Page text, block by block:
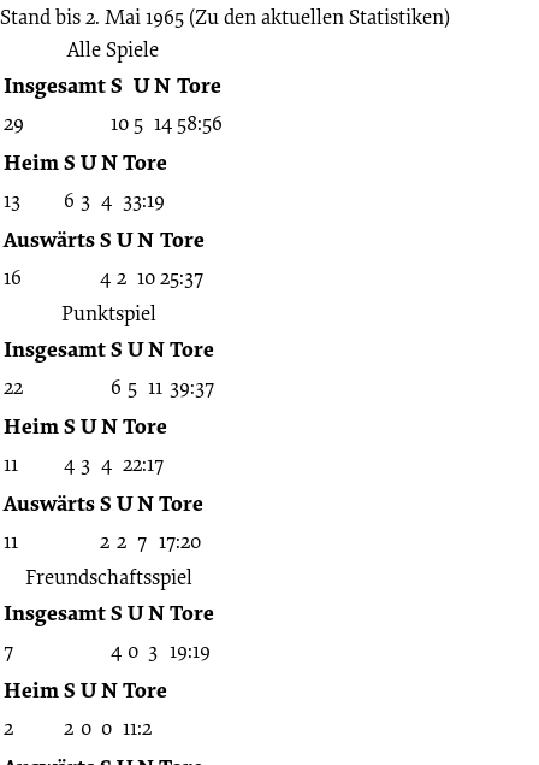
93
3:1
02.05.1965
-
1964/1965
(Freundschaftsspiele)
Stand bis 2. Mai 1965 (Zu den aktuellen Statistiken)
Alle Spiele
InsgesamtS UN Tore
29 10 5 14 58:56
HeimS UNTore
13 6 3 4 33:19
AuswärtsS UN Tore
16 4 2 1025:37
Punktspiel
InsgesamtS UNTore
22 6 5 11 39:37
HeimS UNTore
11 4 3 4 22:17
AuswärtsS UNTore
11 2 2 7 17:20
Freundschaftsspiel
InsgesamtS UNTore
7 4 0 3 19:19
HeimS UNTore
2 2 0 0 11:2